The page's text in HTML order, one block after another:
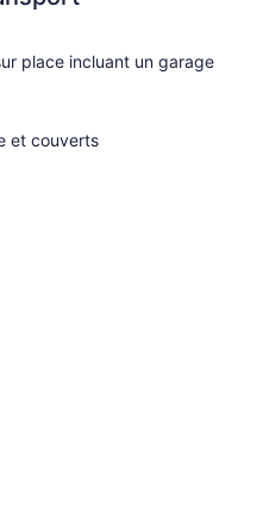
place incluant un garage
et couverts